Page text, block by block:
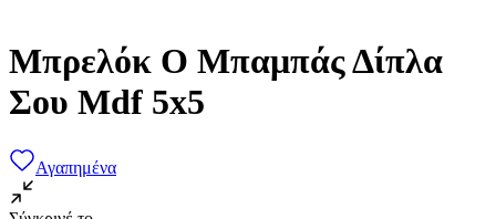
Μπρελόκ Ο Μπαμπάς Δίπλα
Σου Mdf 5x5
Αγαπημένα